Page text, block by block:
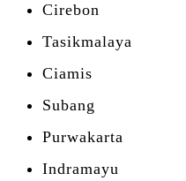
Cirebon
Tasikmalaya
Ciamis
Subang
Purwakarta
Indramayu